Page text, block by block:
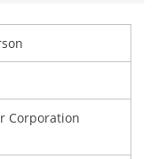
Corporation